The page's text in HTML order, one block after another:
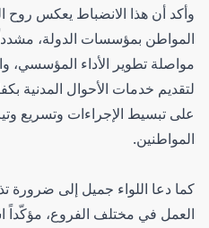
وأكد أن هذا الانضباط يعكس روح
المواطن بمؤسسات الدولة،
مواصلة تطوير الأداء المؤسسي،
لتقديم خدمات الأحوال المدنية
على تبسيط الإجراءات وتسريع
المواطنين.
كما دعا اللواء جميل إلى ضرورة
العمل في مختلف الفروع، مؤكّداً